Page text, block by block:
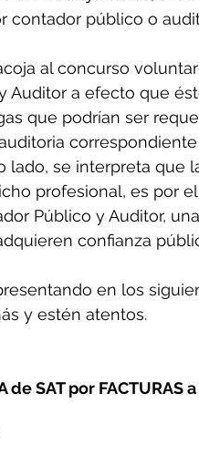
contador público o
al concurso
Auditor a efecto que
que podrían ser
lado, se interpreta que
profesional, es por
Público y Auditor,
confianza
en los
y estén atentos.
de SAT por FACTURAS a